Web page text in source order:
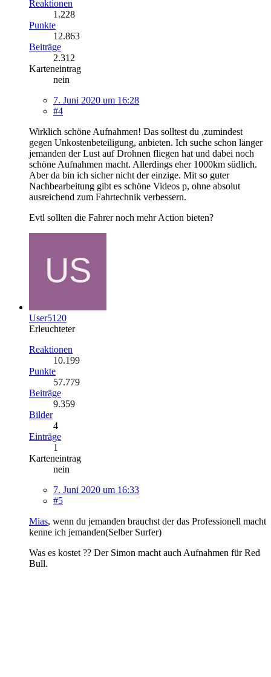
Reaktionen
1.228
Punkte
12.863
Beiträge
2.312
Karteneintrag
nein
7. Juni 2020 um 16:28
#4
Wirklich schöne Aufnahmen! Das solltest du ,zumindest
gegen Unkostenbeteiligung, anbieten. Ich suche schon länger
jemanden der Lust auf Drohnen fliegen hat und dabei noch
schöne Aufnahmen macht. Allerdings eher 1000km südlich.
Aber da bin ich sicher nicht der einzige. Mit so guter
Nachbearbeitung gibt es schöne Videos p, ohne absolut
ausreichend zum Fahrtechnik verbessern.
Evtl sollten die Fahrer noch mehr Action bieten?
User5120
Erleuchteter
Reaktionen
10.199
Punkte
57.779
Beiträge
9.359
Bilder
4
Einträge
1
Karteneintrag
nein
7. Juni 2020 um 16:33
#5
Mias, wenn du jemanden brauchst der das Professionell macht
kenne ich jemanden(Selber Surfer)
Was es kostet ?? Der Simon macht auch Aufnahmen für Red
Bull.